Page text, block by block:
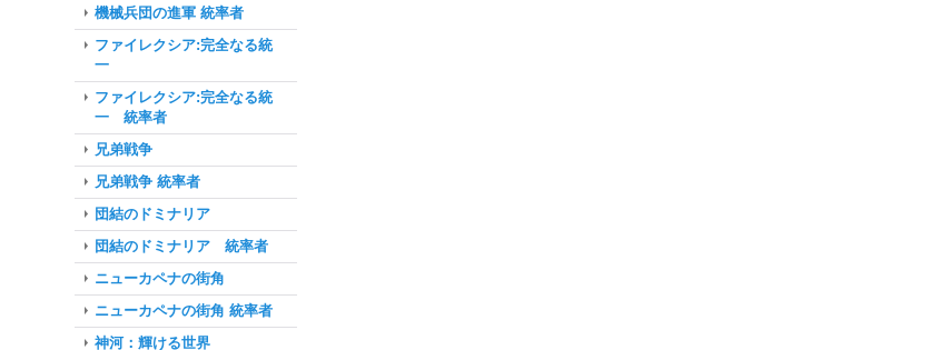
機械兵団の進軍 統率者
ファイレクシア:完全なる統
一
ファイレクシア:完全なる統
一 統率者
兄弟戦争
兄弟戦争 統率者
団結のドミナリア
団結のドミナリア 統率者
ニューカペナの街角
ニューカペナの街角 統率者
神河：輝ける世界